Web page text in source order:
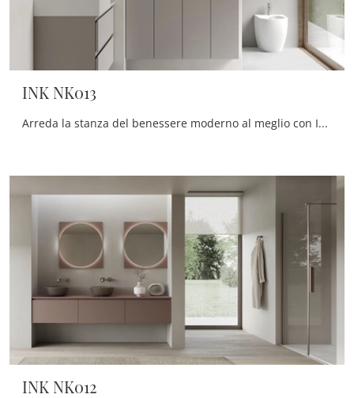
INK NK013
Arreda la stanza del benessere moderno al meglio con INK NK013, mobili bagno sospesi e accessori in melaminico di Compab.
INK NK012